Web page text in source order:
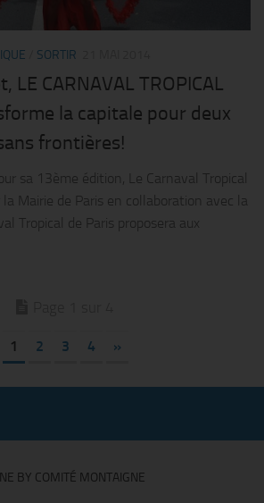
SORTIR
LE CARNAVAL TROPICAL
la capitale pour deux
frontières!
sa 13ème édition, Le Carnaval Tropical
la Mairie de Paris en collaboration avec la
Tropical de Paris proposera aux
1 2 3 4 »
BY COMITÉ MONTAIGNE